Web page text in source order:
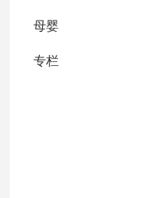
母婴
专栏